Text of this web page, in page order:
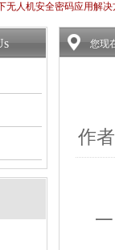
无人机安全密码应用解决
您现
作